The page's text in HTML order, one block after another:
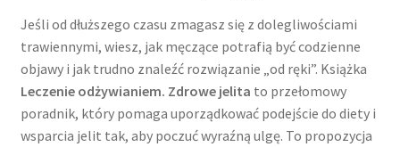
Jeśli od dłuższego czasu zmagasz się z dolegliwościami
trawiennymi, wiesz, jak męczące potrafią być codzienne
objawy i jak trudno znaleźć rozwiązanie „od ręki”. Książka
Leczenie odżywianiem. Zdrowe jelita to przełomowy
poradnik, który pomaga uporządkować podejście do diety i
wsparcia jelit tak, aby poczuć wyraźną ulgę. To propozycja